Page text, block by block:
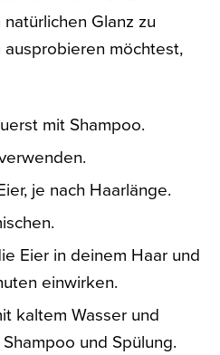
Glanz zu
möchtest,
mit Shampoo.
je nach Haarlänge.
Eier in deinem Haar und
einwirken.
kaltem Wasser und
und Spülung.